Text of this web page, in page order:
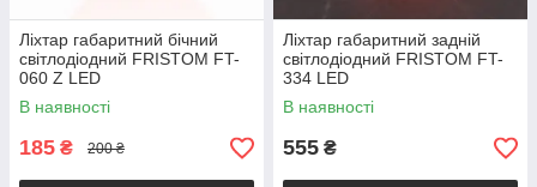
Ліхтар габаритний бічний
світлодіодний FRISTOM FT-
060 Z LED
В наявності
185 ₴ 200 ₴
Ліхтар габаритний задній
світлодіодний FRISTOM FT-
334 LED
В наявності
555 ₴